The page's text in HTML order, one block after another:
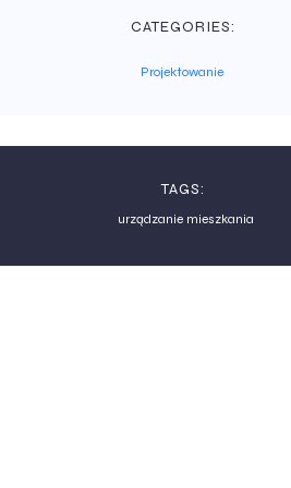
CATEGORIES:
Projektowanie
TAGS:
urządzanie mieszkania